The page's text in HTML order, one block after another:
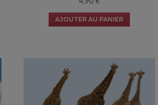
AJOUTER AU PANIER